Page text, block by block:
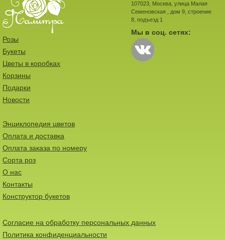
107023, Москва, улица Малая
Семеновская , дом 9, строение
8, подъезд 1
Мы в соц. сетях:
Розы
Букеты
Цветы в коробках
Корзины
Подарки
Новости
Энциклопедия цветов
Оплата и доставка
Оплата заказа по номеру
Сорта роз
О нас
Контакты
Конструктор букетов
Согласие на обработку персональных данных
Политика конфиденциальности